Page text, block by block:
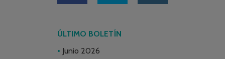
ÚLTIMO BOLETÍN
Junio 2026